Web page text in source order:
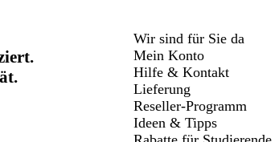
Wir sind für Sie da
Mein Konto
Hilfe & Kontakt
Lieferung
Reseller-Programm
Ideen & Tipps